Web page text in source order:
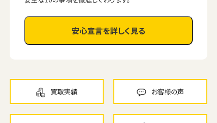
安心宣言を詳しく見る
買取実績 お客様の声